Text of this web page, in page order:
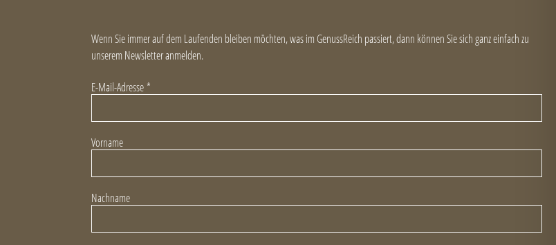
Wenn Sie immer auf dem Laufenden bleiben möchten, was im GenussReich passiert, dann können Sie sich ganz einfach zu
unserem Newsletter anmelden.
E-Mail-Adresse *
Vorname
Nachname